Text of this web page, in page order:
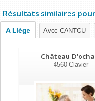
Résultats similaires
A Liège Avec CANTOU
Château
4560Clavier